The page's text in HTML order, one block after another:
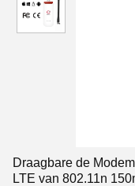
Draagbare de
LTE van 802.11n